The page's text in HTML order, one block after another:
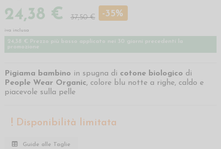
24,38 € 37,50 € -35%
iva inclusa
24,38 € Prezzo più basso applicato nei 30 giorni precedenti la
promozione
Pigiama bambino in spugna di cotone biologico di
People Wear Organic, colore blu notte a righe, caldo e
piacevole sulla pelle
Disponibilità limitata
Guide alle Taglie